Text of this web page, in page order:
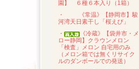
園】 ６種６本入り（1箱）
・
《常温》【静岡市】駿
河湾天日素干し「桜えび」
・
《冷蔵》【袋井市・メ
ロー静岡】クラウンメロン
「検査」メロン 自宅用のみ
（メロン箱では無くリサイク
ルのダンボールでの発送）